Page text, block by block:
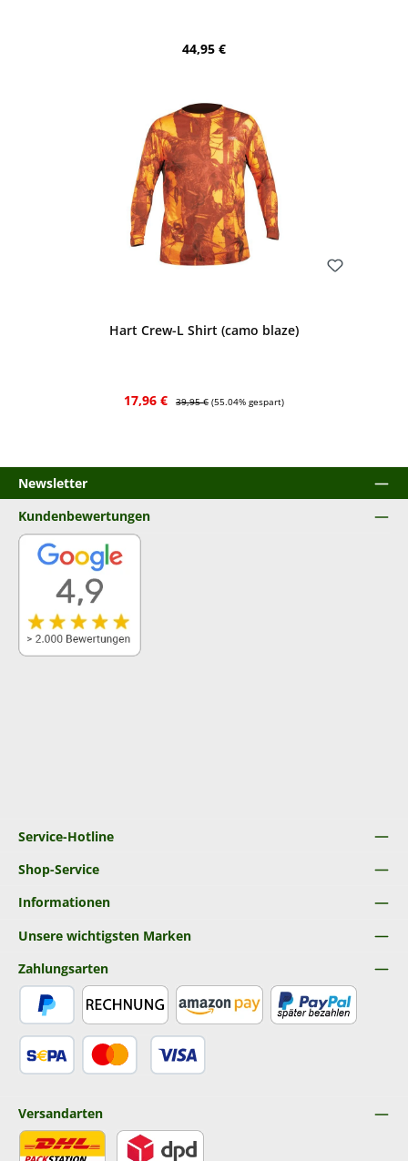
Regulärer Preis:
44,95 €
Hart Crew-L Shirt (camo blaze)
Verkaufspreis:
17,96 € Regulärer Preis:
39,95 € (55.04% gespart)
Newsletter
Service-Hotline
Shop-Service
Informationen
Unsere wichtigsten Marken
Kundenbewertungen
Zahlungsarten
Versandarten